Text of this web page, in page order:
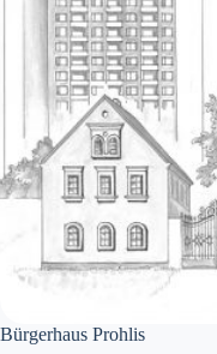
Bürgerhaus Prohlis